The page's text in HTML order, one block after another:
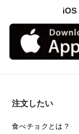
iOS
注文したい
食べチョクとは？